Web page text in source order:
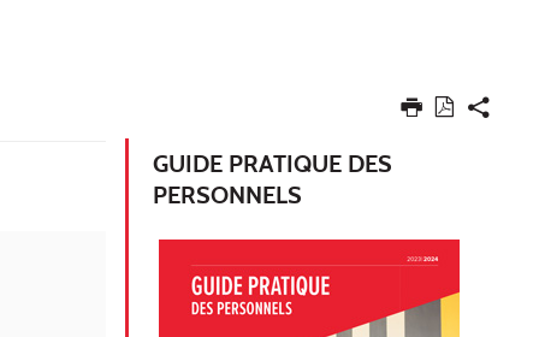
GUIDE PRATIQUE DES
PERSONNELS